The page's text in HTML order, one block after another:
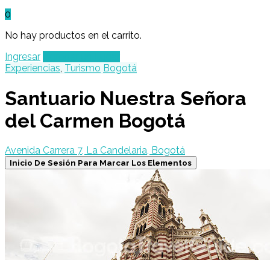
0
No hay productos en el carrito.
Ingresar
Experiencias, Turismo Bogotá
Santuario Nuestra Señora
del Carmen Bogotá
Avenida Carrera 7, La Candelaria, Bogotá
Inicio De Sesión Para Marcar Los Elementos